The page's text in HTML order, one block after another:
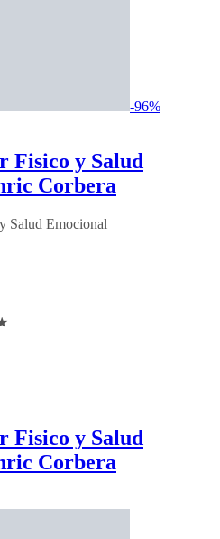
-96%
Fisico y Salud
Corbera
Salud Emocional
Fisico y Salud
Corbera